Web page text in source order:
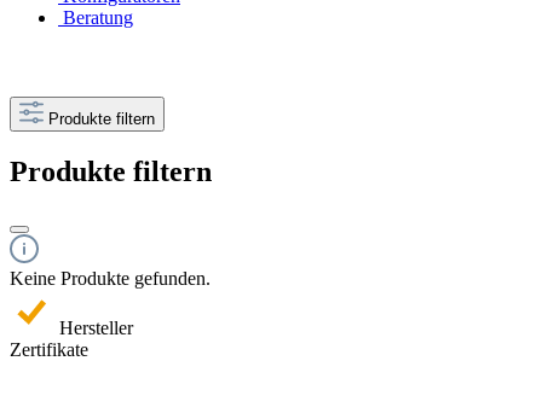
Beratung
Produkte filtern
Produkte filtern
Keine Produkte gefunden.
Hersteller
Zertifikate